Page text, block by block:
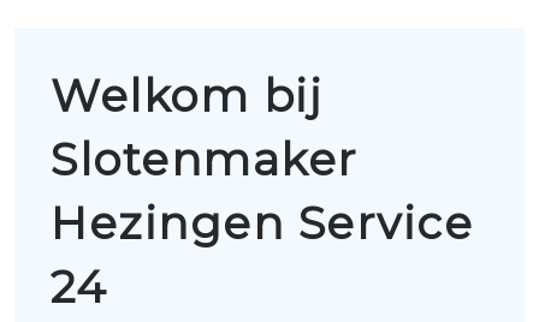
Welkom bij
Slotenmaker
Hezingen Service
24